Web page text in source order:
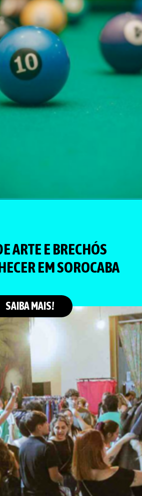
ARTE E BRECHÓS
EM SOROCABA
SAIBA MAIS!